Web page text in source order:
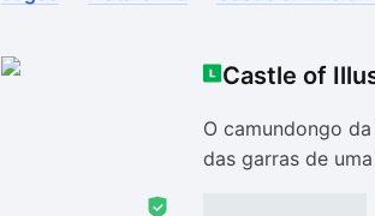
Castle of
O camundongo
das garras de